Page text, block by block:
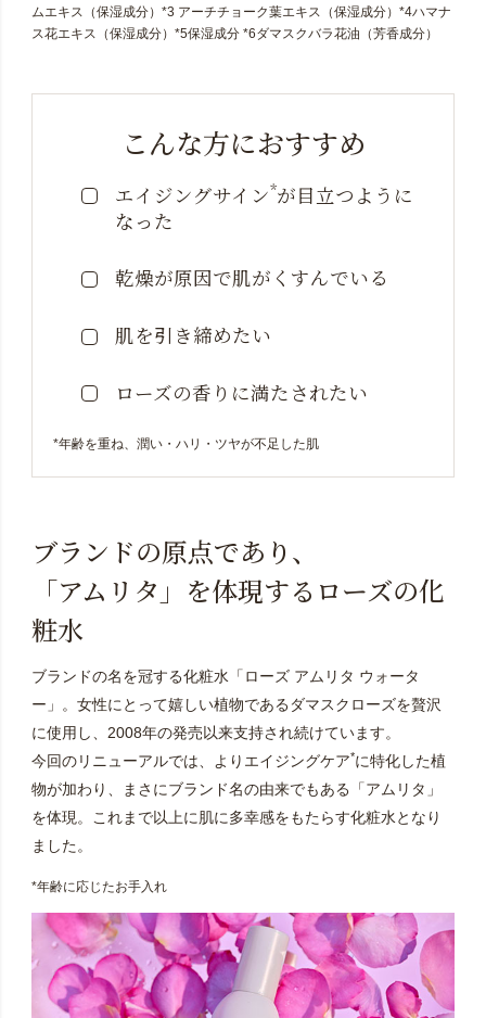
ムエキス（保湿成分）*3 アーチチョーク葉エキス（保湿成分）*4ハマナ
ス花エキス（保湿成分）*5保湿成分 *6ダマスクバラ花油（芳香成分）
こんな方におすすめ
エイジングサイン*が目立つように
なった
乾燥が原因で肌がくすんでいる
肌を引き締めたい
ローズの香りに満たされたい
*年齢を重ね、潤い・ハリ・ツヤが不足した肌
ブランドの原点であり、
「アムリタ」を体現するローズの化
粧水
ブランドの名を冠する化粧水「ローズ アムリタ ウォータ
ー」。女性にとって嬉しい植物であるダマスクローズを贅沢
に使用し、2008年の発売以来支持され続けています。
今回のリニューアルでは、よりエイジングケア*に特化した植
物が加わり、まさにブランド名の由来でもある「アムリタ」
を体現。これまで以上に肌に多幸感をもたらす化粧水となり
ました。
*年齢に応じたお手入れ